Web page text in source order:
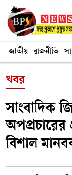
জাতীয় রাজনীতি
খবর
সাংবাদিক
অপপ্রচারের
বিশাল